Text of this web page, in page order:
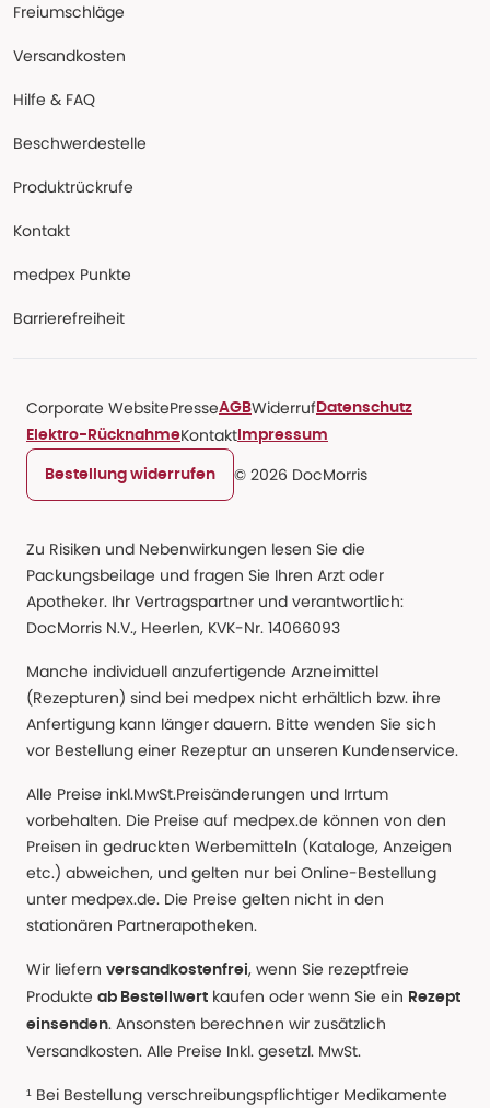
Freiumschläge
Versandkosten
Hilfe & FAQ
Beschwerdestelle
Produktrückrufe
Kontakt
medpex Punkte
Barrierefreiheit
Corporate WebsitePresseAGBWiderruf Datenschutz
Elektro-RücknahmeKontakt Impressum
Bestellung widerrufen © 2026 DocMorris
Zu Risiken und Nebenwirkungen lesen Sie die
Packungsbeilage und fragen Sie Ihren Arzt oder
Apotheker. Ihr Vertragspartner und verantwortlich:
DocMorris N.V., Heerlen, KVK-Nr. 14066093
Manche individuell anzufertigende Arzneimittel
(Rezepturen) sind bei medpex nicht erhältlich bzw. ihre
Anfertigung kann länger dauern. Bitte wenden Sie sich
vor Bestellung einer Rezeptur an unseren Kundenservice.
Alle Preise inkl.MwSt.Preisänderungen und Irrtum
vorbehalten. Die Preise auf medpex.de können von den
Preisen in gedruckten Werbemitteln (Kataloge, Anzeigen
etc.) abweichen, und gelten nur bei Online-Bestellung
unter medpex.de. Die Preise gelten nicht in den
stationären Partnerapotheken.
Wir liefern versandkostenfrei, wenn Sie rezeptfreie
Produkte ab Bestellwert kaufen oder wenn Sie ein Rezept
einsenden. Ansonsten berechnen wir zusätzlich
Versandkosten. Alle Preise Inkl. gesetzl. MwSt.
¹ Bei Bestellung verschreibungspflichtiger Medikamente